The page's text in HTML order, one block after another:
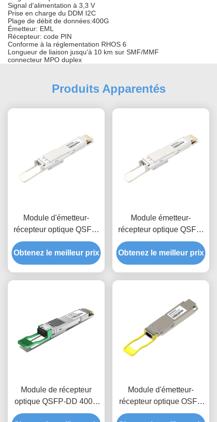
Signal d'alimentation à 3,3 V
Prise en charge du DDM I2C
Plage de débit de données:400G
Émetteur: EML
Récepteur: code PIN
Conforme à la réglementation RHOS 6
Longueur de liaison jusqu'à 10 km sur SMF/MMF
connecteur MPO duplex
Produits Apparentés
Module d'émetteur-
récepteur optique QSFP-
DD 400G
Obtenez le meilleur prix
Module émetteur-
récepteur optique QSFP-
DD 400G ZR+ Pro
Obtenez le meilleur prix
Module de récepteur
optique QSFP-DD 400G
FR4 2 km
Module d'émetteur-
récepteur optique OSFP
400G 1310nm DR4 500M